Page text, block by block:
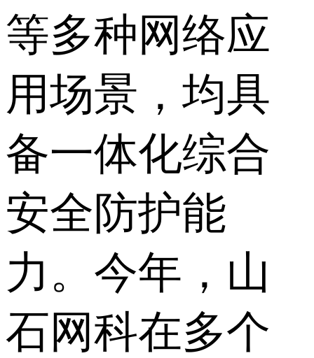
等多种网络应
用场景，均具
备一体化综合
安全防护能
力。今年，山
石网科在多个